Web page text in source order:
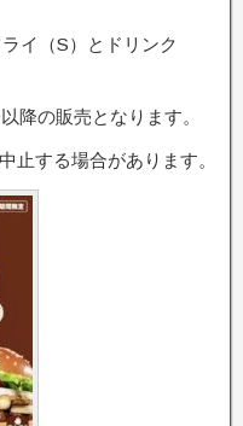
イ（S）とドリンク
降の販売となります。
止する場合があります。